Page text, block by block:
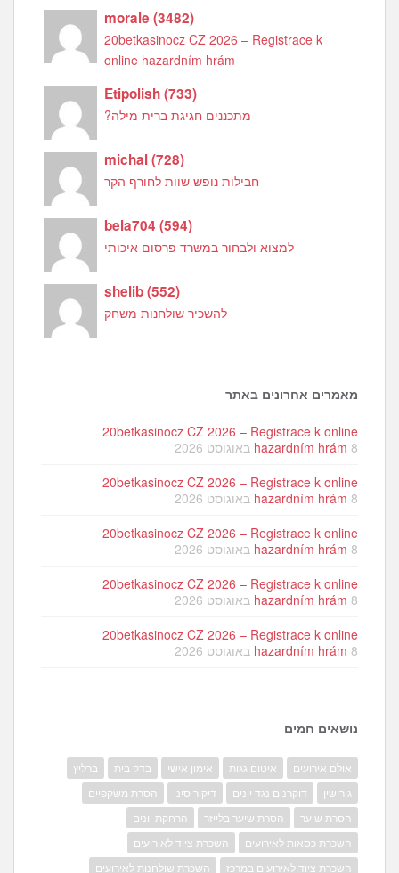
morale(3482)
20betkasinocz CZ 2026 – Registrace k
online hazardním hrám
Etipolish(733)
מתכננים חגיגת ברית מילה?
michal(728)
חבילות נופש שוות לחורף הקר
bela704(594)
למצוא ולבחור במשרד פרסום איכותי
shelib(552)
להשכיר שולחנות משחק
מאמרים אחרונים באתר
20betkasinocz CZ 2026 – Registrace k online
hazardním hrám 8 באוגוסט 2026
20betkasinocz CZ 2026 – Registrace k online
hazardním hrám 8 באוגוסט 2026
20betkasinocz CZ 2026 – Registrace k online
hazardním hrám 8 באוגוסט 2026
20betkasinocz CZ 2026 – Registrace k online
hazardním hrám 8 באוגוסט 2026
20betkasinocz CZ 2026 – Registrace k online
hazardním hrám 8 באוגוסט 2026
נושאים חמים
אולם אירועים איטום גגות אימון אישי בדק בית
ברליץ
גירושין
דוקרנים נגד יונים דיקור סיני
הסרת משקפיים
הסרת שיער
הסרת שיער בלייזר
הרחקת יונים
השכרת כסאות לאירועים
השכרת ציוד לאירועים
השכרת ציוד לאירועים במרכז
השכרת שולחנות לאירועים